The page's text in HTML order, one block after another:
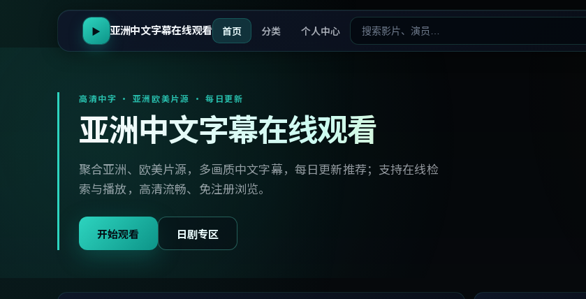
▶ 亚洲中文字幕在线观看 首页 分类 个人中心
高清中字 · 亚洲欧美片源 · 每日更新
亚洲中文字幕在线观看
聚合亚洲、欧美片源，多画质中文字幕，每日更新推荐；支持在线检
索与播放，高清流畅、免注册浏览。
开始观看 日剧专区